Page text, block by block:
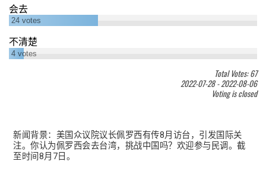
会去
24 votes
不清楚
4 votes
Total Votes: 67
2022-07-28-2022-08-06
Voting is closed
新闻背景：美国众议院议长佩罗西有传8月访台，引发国际关
注。你认为佩罗西会去台湾，挑战中国吗？欢迎参与民调。截
至时间8月7日。